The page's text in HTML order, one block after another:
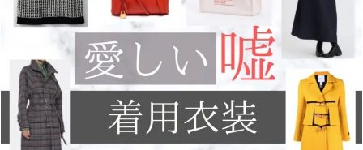
・石原さとみ
広瀬アリス
・松本若菜
・永野芽郁
・波瑠
・奈緒